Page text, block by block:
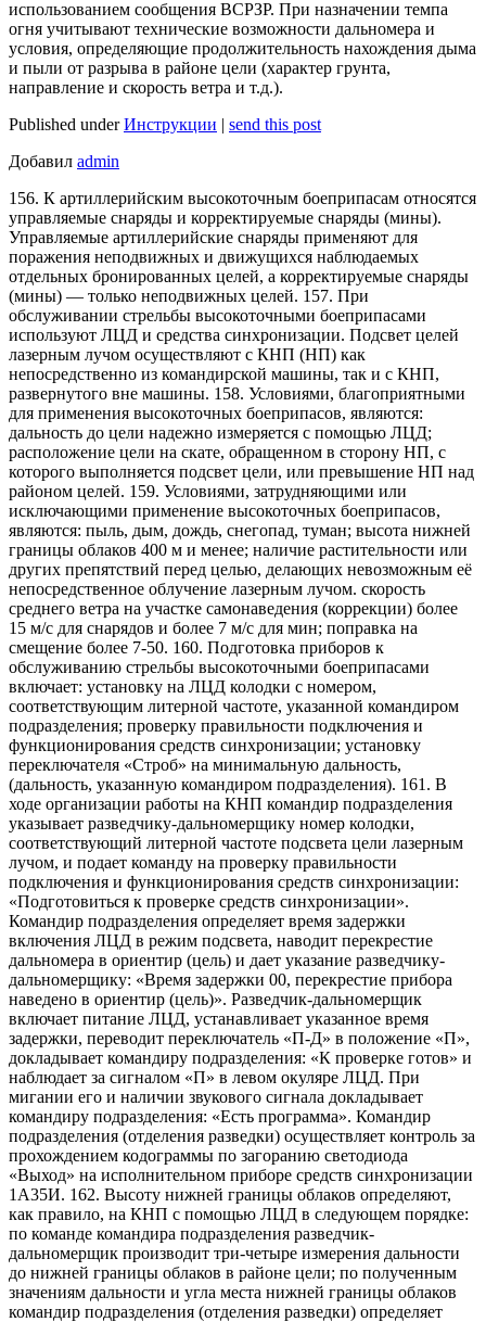
использованием сообщения ВСРЗР. При назначении темпа
огня учитывают технические возможности дальномера и
условия, определяющие продолжительность нахождения дыма
и пыли от разрыва в районе цели (характер грунта,
направление и скорость ветра и т.д.).
Published underИнструкции | send this post
Добавил admin
156. К артиллерийским высокоточным боеприпасам относятся
управляемые снаряды и корректируемые снаряды (мины).
Управляемые артиллерийские снаряды применяют для
поражения неподвижных и движущихся наблюдаемых
отдельных бронированных целей, а корректируемые снаряды
(мины) — только неподвижных целей. 157. При
обслуживании стрельбы высокоточными боеприпасами
используют ЛЦД и средства синхронизации. Подсвет целей
лазерным лучом осуществляют с КНП (НП) как
непосредственно из командирской машины, так и с КНП,
развернутого вне машины. 158. Условиями, благоприятными
для применения высокоточных боеприпасов, являются:
дальность до цели надежно измеряется с помощью ЛЦД;
расположение цели на скате, обращенном в сторону НП, с
которого выполняется подсвет цели, или превышение НП над
районом целей. 159. Условиями, затрудняющими или
исключающими применение высокоточных боеприпасов,
являются: пыль, дым, дождь, снегопад, туман; высота нижней
границы облаков 400 м и менее; наличие растительности или
других препятствий перед целью, делающих невозможным её
непосредственное облучение лазерным лучом. скорость
среднего ветра на участке самонаведения (коррекции) более
15 м/с для снарядов и более 7 м/с для мин; поправка на
смещение более 7-50. 160. Подготовка приборов к
обслуживанию стрельбы высокоточными боеприпасами
включает: установку на ЛЦД колодки с номером,
соответствующим литерной частоте, указанной командиром
подразделения; проверку правильности подключения и
функционирования средств синхронизации; установку
переключателя «Строб» на минимальную дальность,
(дальность, указанную командиром подразделения). 161. В
ходе организации работы на КНП командир подразделения
указывает разведчику-дальномерщику номер колодки,
соответствующий литерной частоте подсвета цели лазерным
лучом, и подает команду на проверку правильности
подключения и функционирования средств синхронизации:
«Подготовиться к проверке средств синхронизации».
Командир подразделения определяет время задержки
включения ЛЦД в режим подсвета, наводит перекрестие
дальномера в ориентир (цель) и дает указание разведчику-
дальномерщику: «Время задержки 00, перекрестие прибора
наведено в ориентир (цель)». Разведчик-дальномерщик
включает питание ЛЦД, устанавливает указанное время
задержки, переводит переключатель «П-Д» в положение «П»,
докладывает командиру подразделения: «К проверке готов» и
наблюдает за сигналом «П» в левом окуляре ЛЦД. При
мигании его и наличии звукового сигнала докладывает
командиру подразделения: «Есть программа». Командир
подразделения (отделения разведки) осуществляет контроль за
прохождением кодограммы по загоранию светодиода
«Выход» на исполнительном приборе средств синхронизации
1А35И. 162. Высоту нижней границы облаков определяют,
как правило, на КНП с помощью ЛЦД в следующем порядке:
по команде командира подразделения разведчик-
дальномерщик производит три-четыре измерения дальности
до нижней границы облаков в районе цели; по полученным
значениям дальности и угла места нижней границы облаков
командир подразделения (отделения разведки) определяет